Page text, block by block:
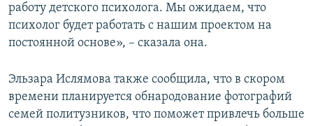
работу детского психолога. Мы ожидаем, что
психолог будет работать с нашим проектом на
постоянной основе», – сказала она.
Эльзара Ислямова также сообщила, что в скором
времени планируется обнародование фотографий
семей политузников, что поможет привлечь больше